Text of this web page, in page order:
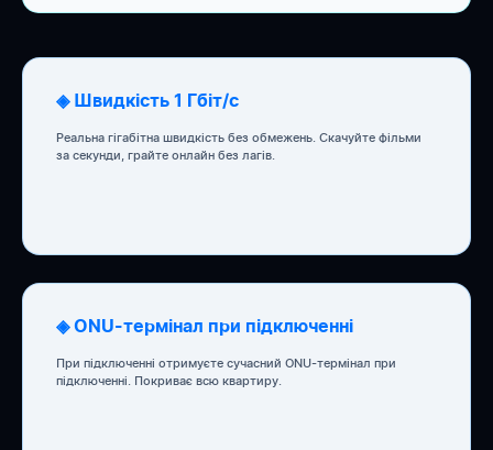
◈ Швидкість 1 Гбіт/с
Реальна гігабітна швидкість без обмежень. Скачуйте фільми
за секунди, грайте онлайн без лагів.
◈ ONU-термінал при підключенні
При підключенні отримуєте сучасний ONU-термінал при
підключенні. Покриває всю квартиру.